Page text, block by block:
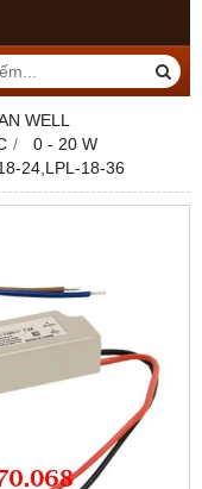
WELL
0 - 20 W
24,LPL-18-36